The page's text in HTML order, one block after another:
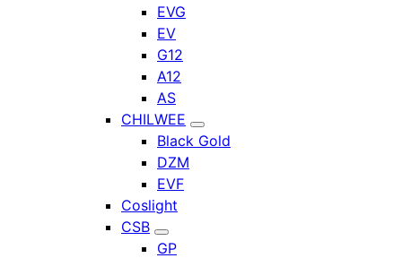
EVG
EV
G12
A12
AS
CHILWEE
Black Gold
DZM
EVF
Coslight
CSB
GP